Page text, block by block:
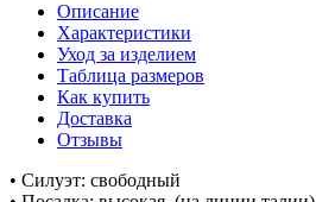
Описание
Характеристики
Уход за изделием
Таблица размеров
Как купить
Доставка
Отзывы
• Силуэт: свободный